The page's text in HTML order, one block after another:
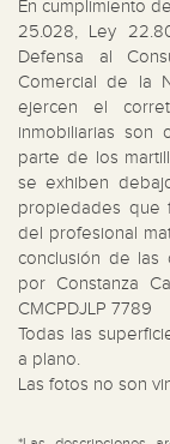
En cumplimiento
25.028, Ley
Defensa al
Comercial de la
ejercen el
inmobiliarias son
parte de los
se exhiben
propiedades que
del profesional
conclusión de las
por Constanza
CMCPDJLP 7789
Todas las
a plano.
Las fotos no son